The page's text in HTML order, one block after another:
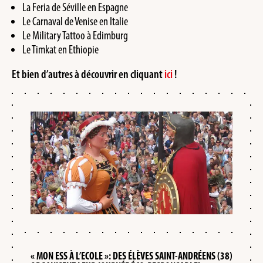
La Feria de Séville en Espagne
Le Carnaval de Venise en Italie
Le Military Tattoo à Edimburg
Le Timkat en Ethiopie
Et bien d’autres à découvrir en cliquantici!
« MON ESS À L’ECOLE »: DES ÉLÈVES SAINT-ANDRÉENS (38)